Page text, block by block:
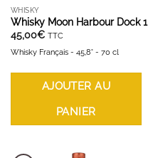
WHISKY
Whisky Moon Harbour Dock 1
45,00€ TTC
Whisky Français - 45,8° - 70 cl
AJOUTER AU
PANIER